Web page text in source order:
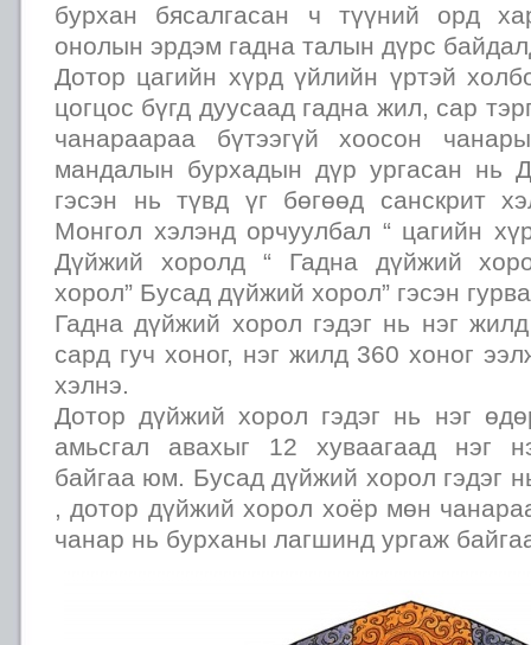
бурхан бясалгасан ч түүний орд
онолын эрдэм гадна талын дүрс
Дотор цагийн хүрд үйлийн үртэй
цогцос бүгд дуусаад гадна жил, сар
чанараараа бүтээгүй хоосон
мандалын бурхадын дүр ургасан нь
гэсэн нь түвд үг бөгөөд санскрит
Монгол хэлэнд орчуулбал “ цагийн
Дүйжий хоролд “ Гадна дүйжий
хорол” Бусад дүйжий хорол” гэсэн
Гадна дүйжий хорол гэдэг нь нэг
сард гуч хоног, нэг жилд 360 хоног
хэлнэ.
Дотор дүйжий хорол гэдэг нь нэг
амьсгал авахыг 12 хуваагаад нэг
байгаа юм. Бусад дүйжий хорол гэдэг
, дотор дүйжий хорол хоёр мөн
чанар нь бурханы лагшинд ургаж